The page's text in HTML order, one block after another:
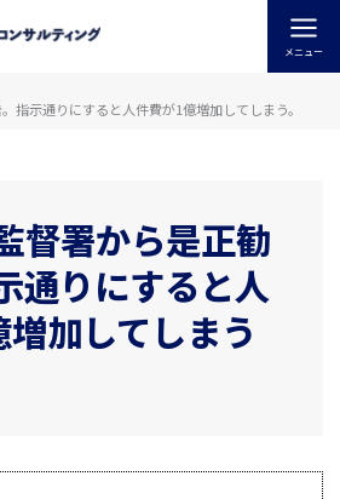
メニュー
指示通りにすると人件費が1億増加してしまう。
督署から是正勧
通りにすると人
加してしまう